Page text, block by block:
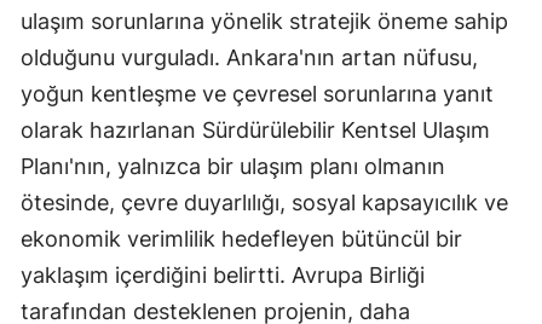
ulaşım sorunlarına yönelik stratejik öneme sahip
olduğunu vurguladı. Ankara'nın artan nüfusu,
yoğun kentleşme ve çevresel sorunlarına yanıt
olarak hazırlanan Sürdürülebilir Kentsel Ulaşım
Planı'nın, yalnızca bir ulaşım planı olmanın
ötesinde, çevre duyarlılığı, sosyal kapsayıcılık ve
ekonomik verimlilik hedefleyen bütüncül bir
yaklaşım içerdiğini belirtti. Avrupa Birliği
tarafından desteklenen projenin, daha